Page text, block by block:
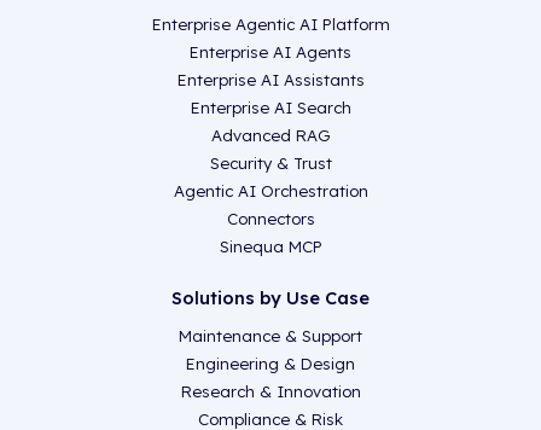
Enterprise Agentic AI Platform
Enterprise AI Agents
Enterprise AI Assistants
Enterprise AI Search
Advanced RAG
Security & Trust
Agentic AI Orchestration
Connectors
Sinequa MCP
Solutions by Use Case
Maintenance & Support
Engineering & Design
Research & Innovation
Compliance & Risk